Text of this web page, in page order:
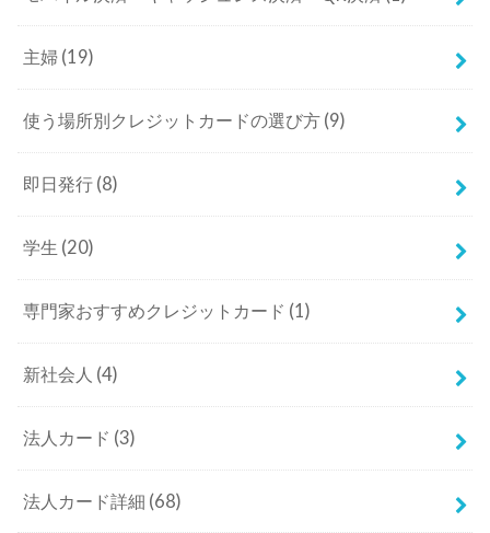
主婦 (19)
使う場所別クレジットカードの選び方 (9)
即日発行 (8)
学生 (20)
専門家おすすめクレジットカード (1)
新社会人 (4)
法人カード (3)
法人カード詳細 (68)